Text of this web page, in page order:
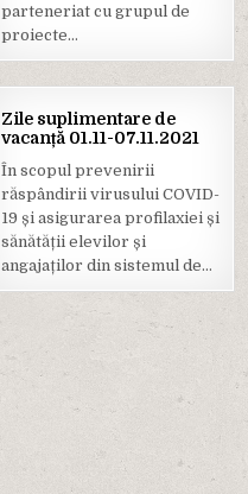
parteneriat cu grupul de
proiecte…
OCT.
2021
Posted
in
Zile suplimentare de
vacanță 01.11-07.11.2021
În scopul prevenirii
răspândirii virusului COVID-
19 și asigurarea profilaxiei și
sănătății elevilor și
angajaților din sistemul de…